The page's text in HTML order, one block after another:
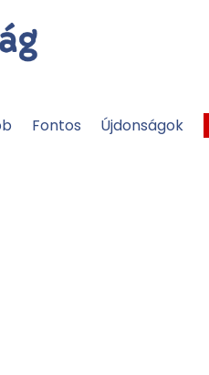
Fontos Újdonságok